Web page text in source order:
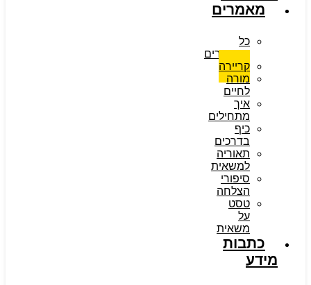
מאמרים
כל
המאמרים
קריירה
מורה
לחיים
איך
מתחילים
כיף
בדרכים
תאוריה
למשאית
סיפורי
הצלחה
טסט
על
משאית
כתבות
מידע